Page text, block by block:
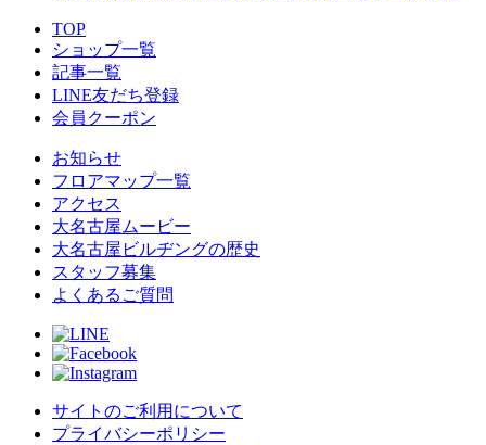
TOP
ショップ一覧
記事一覧
LINE友だち登録
会員クーポン
お知らせ
フロアマップ一覧
アクセス
大名古屋ムービー
大名古屋ビルヂングの歴史
スタッフ募集
よくあるご質問
サイトのご利用について
プライバシーポリシー